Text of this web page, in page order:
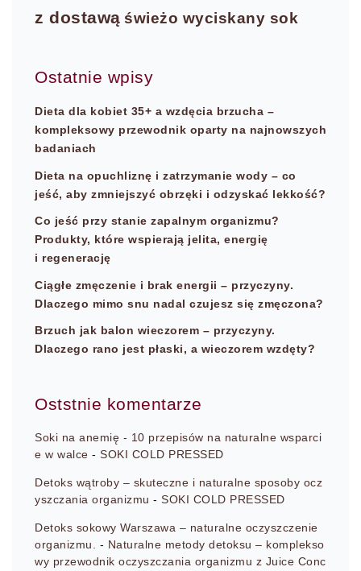
z dostawą świeżo wyciskany sok
Ostatnie wpisy
Dieta dla kobiet 35+ a wzdęcia brzucha –
kompleksowy przewodnik oparty na najnowszych
badaniach
Dieta na opuchliznę i zatrzymanie wody – co
jeść, aby zmniejszyć obrzęki i odzyskać lekkość?
Co jeść przy stanie zapalnym organizmu?
Produkty, które wspierają jelita, energię
i regenerację
Ciągłe zmęczenie i brak energii – przyczyny.
Dlaczego mimo snu nadal czujesz się zmęczona?
Brzuch jak balon wieczorem – przyczyny.
Dlaczego rano jest płaski, a wieczorem wzdęty?
Oststnie komentarze
Soki na anemię - 10 przepisów na naturalne wsparci
e w walce - SOKI COLD PRESSED
Detoks wątroby – skuteczne i naturalne sposoby ocz
yszczania organizmu - SOKI COLD PRESSED
Detoks sokowy Warszawa – naturalne oczyszczenie
organizmu. - Naturalne metody detoksu – komplekso
wy przewodnik oczyszczania organizmu z Juice Conc